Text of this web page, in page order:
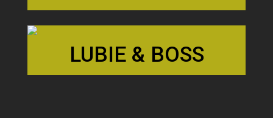
LUBIE & BOSS